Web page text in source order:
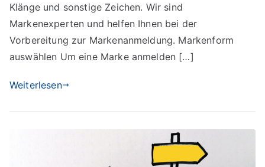
Klänge und sonstige Zeichen. Wir sind
Markenexperten und helfen Ihnen bei der
Vorbereitung zur Markenanmeldung. Markenform
auswählen Um eine Marke anmelden […]
Weiterlesen